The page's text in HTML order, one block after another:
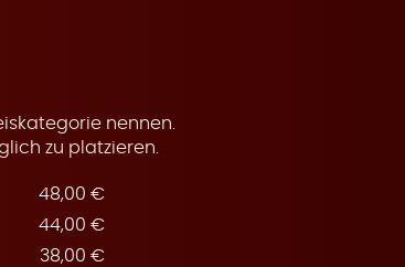
nennen.
zu platzieren.
48,00 €
44,00 €
38,00 €